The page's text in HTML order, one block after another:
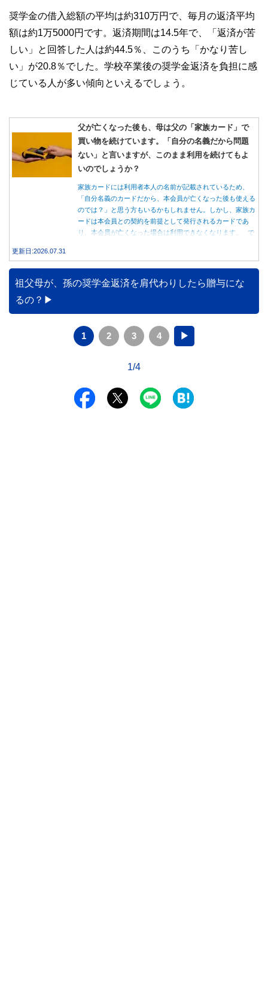
奨学金の借入総額の平均は約310万円で、毎月の返済平均
額は約1万5000円です。返済期間は14.5年で、「返済が苦
しい」と回答した人は約44.5％、このうち「かなり苦し
い」が20.8％でした。学校卒業後の奨学金返済を負担に感
じている人が多い傾向といえるでしょう。
父が亡くなった後も、母は父の「家族カード」で
買い物を続けています。「自分の名義だから問題
ない」と言いますが、このまま利用を続けてもよ
いのでしょうか？
家族カードには利用者本人の名前が記載されているため、
「自分名義のカードだから、本会員が亡くなった後も使える
のでは？」と思う方もいるかもしれません。しかし、家族カ
ードは本会員との契約を前提として発行されるカードであ
り、本会員が亡くなった場合は利用できなくなります。 で
族が行うべき手続きについて分かりやすく解説します。
更新日:2026.07.31
祖父母が、孫の奨学金返済を肩代わりしたら贈与にな
るの？
1 2 3 4 ▶
1/4